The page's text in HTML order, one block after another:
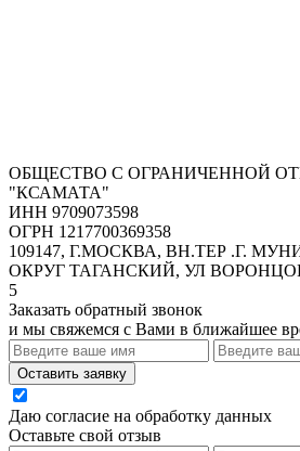
ОБЩЕСТВО С ОГРАНИЧЕННОЙ
"КСАМАТА"
ИНН 9709073598
ОГРН 1217700369358
109147, Г.МОСКВА, ВН.ТЕР .Г.
ОКРУГ ТАГАНСКИЙ, УЛ
5
Заказать обратный звонок
и мы свяжемся с Вами в ближайшее
Оставить заявку
Даю согласие на обработку данных
Оставьте свой отзыв